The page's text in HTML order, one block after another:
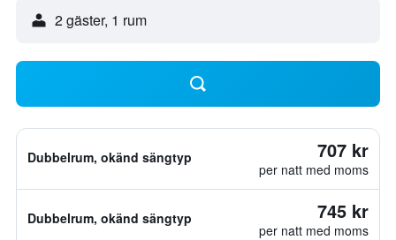
2 gäster, 1 rum
Dubbelrum, okänd sängtyp 707 kr
per natt med moms
Dubbelrum, okänd sängtyp 745 kr
per natt med moms